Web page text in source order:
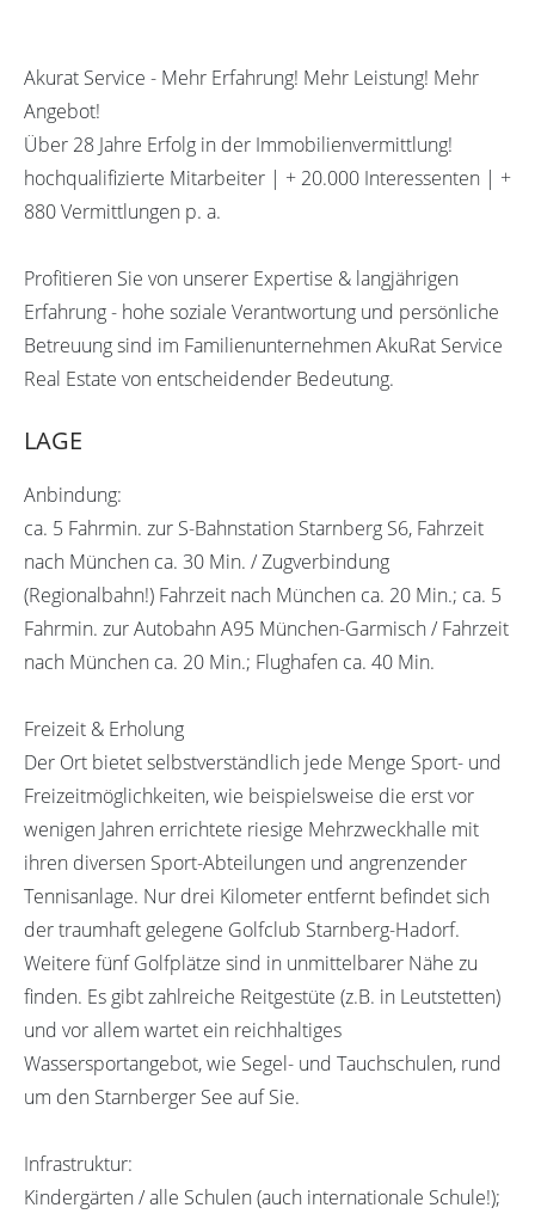
Akurat Service - Mehr Erfahrung! Mehr Leistung! Mehr
Angebot!
Über 28 Jahre Erfolg in der Immobilienvermittlung!
hochqualifizierte Mitarbeiter | + 20.000 Interessenten | +
880 Vermittlungen p. a.
Profitieren Sie von unserer Expertise & langjährigen
Erfahrung - hohe soziale Verantwortung und persönliche
Betreuung sind im Familienunternehmen AkuRat Service
Real Estate von entscheidender Bedeutung.
LAGE
Anbindung:
ca. 5 Fahrmin. zur S-Bahnstation Starnberg S6, Fahrzeit
nach München ca. 30 Min. / Zugverbindung
(Regionalbahn!) Fahrzeit nach München ca. 20 Min.; ca. 5
Fahrmin. zur Autobahn A95 München-Garmisch / Fahrzeit
nach München ca. 20 Min.; Flughafen ca. 40 Min.
Freizeit & Erholung
Der Ort bietet selbstverständlich jede Menge Sport- und
Freizeitmöglichkeiten, wie beispielsweise die erst vor
wenigen Jahren errichtete riesige Mehrzweckhalle mit
ihren diversen Sport-Abteilungen und angrenzender
Tennisanlage. Nur drei Kilometer entfernt befindet sich
der traumhaft gelegene Golfclub Starnberg-Hadorf.
Weitere fünf Golfplätze sind in unmittelbarer Nähe zu
finden. Es gibt zahlreiche Reitgestüte (z.B. in Leutstetten)
und vor allem wartet ein reichhaltiges
Wassersportangebot, wie Segel- und Tauchschulen, rund
um den Starnberger See auf Sie.
Infrastruktur:
Kindergärten / alle Schulen (auch internationale Schule!);